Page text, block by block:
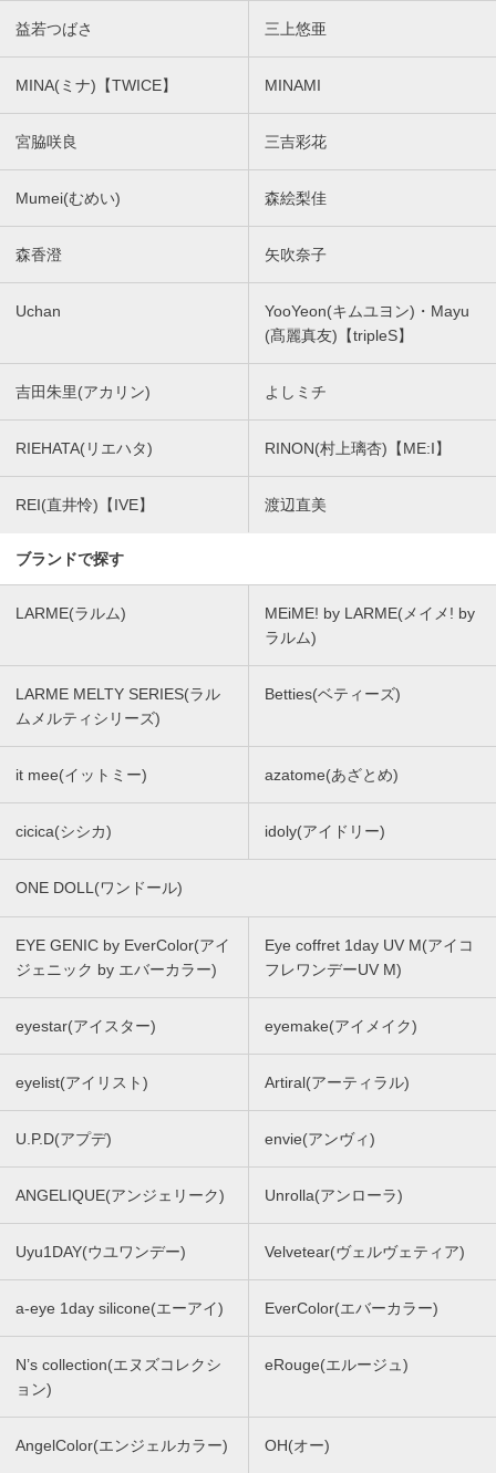
益若つばさ 三上悠亜
MINA(ミナ)【TWICE】 MINAMI
宮脇咲良 三吉彩花
Mumei(むめい) 森絵梨佳
森香澄 矢吹奈子
Uchan
YooYeon(キムユヨン)・Mayu
(髙麗真友)【tripleS】
吉田朱里(アカリン) よしミチ
RIEHATA(リエハタ) RINON(村上璃杏)【ME:I】
REI(直井怜)【IVE】 渡辺直美
ブランドで探す
LARME(ラルム)
MEiME! by LARME(メイメ! by
ラルム)
LARME MELTY SERIES(ラル
ムメルティシリーズ)
Betties(ベティーズ)
it mee(イットミー) azatome(あざとめ)
cicica(シシカ) idoly(アイドリー)
ONE DOLL(ワンドール)
EYE GENIC by EverColor(アイ
ジェニック by エバーカラー)
Eye coffret 1day UV M(アイコ
フレワンデーUV M)
eyestar(アイスター) eyemake(アイメイク)
eyelist(アイリスト) Artiral(アーティラル)
U.P.D(アプデ) envie(アンヴィ)
ANGELIQUE(アンジェリーク) Unrolla(アンローラ)
Uyu1DAY(ウユワンデー) Velvetear(ヴェルヴェティア)
a-eye 1day silicone(エーアイ) EverColor(エバーカラー)
N’s collection(エヌズコレクシ
ョン)
eRouge(エルージュ)
AngelColor(エンジェルカラー) OH(オー)